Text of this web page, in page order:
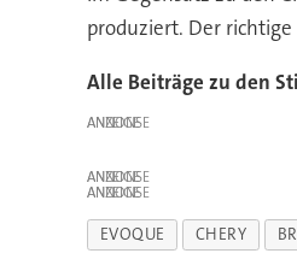
produziert. Der
Alle Beiträge zu den
ANZEIGE
ANZEIGE
ANZEIGE
EVOQUE CHERY